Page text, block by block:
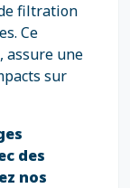
filtration
Ce
assure une
sur
des
nos